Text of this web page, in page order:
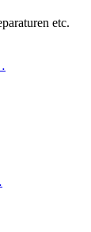
etc.